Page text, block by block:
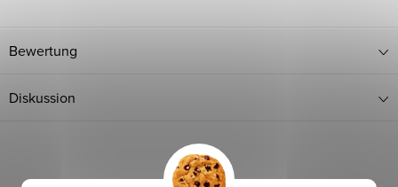
Bewertung
Diskussion